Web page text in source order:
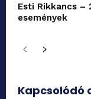
Esti Rikkancs –
események
Kapcsolódó